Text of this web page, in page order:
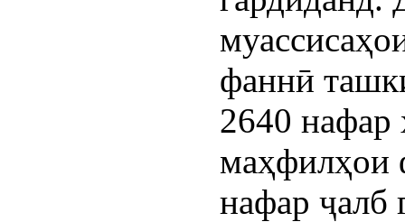
фаннӣ
2640 нафар
маҳфилҳои
нафар ҷалб